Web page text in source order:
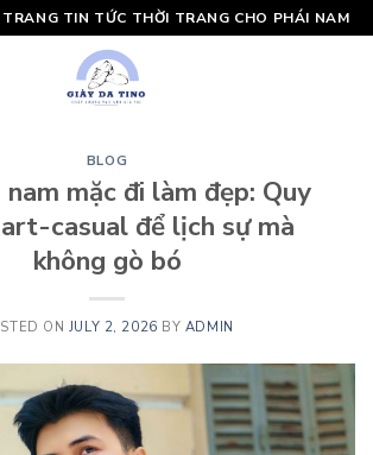
TIN TỨC THỜI TRANG CHO PHÁI NAM
BLOG
mặc đi làm đẹp: Quy
casual để lịch sự mà
không gò bó
ON JULY 2, 2026 BY ADMIN